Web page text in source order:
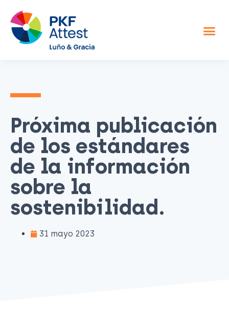
Próxima publicación
de los estándares
de la información
sobre la
sostenibilidad.
31 mayo 2023